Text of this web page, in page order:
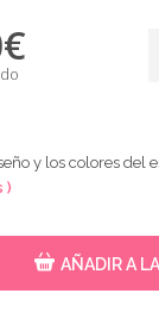
€
y los colores del
)
AÑADIR A